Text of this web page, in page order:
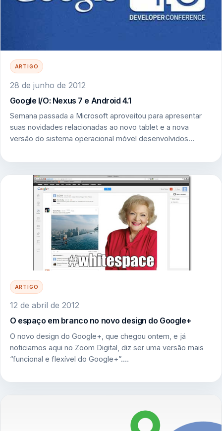
ARTIGO
28 de junho de 2012
Google I/O: Nexus 7 e Android 4.1
Semana passada a Microsoft aproveitou para apresentar
suas novidades relacionadas ao novo tablet e a nova
versão do sistema operacional móvel desenvolvidos…
ARTIGO
12 de abril de 2012
O espaço em branco no novo design do Google+
O novo design do Google+, que chegou ontem, e já
noticiamos aqui no Zoom Digital, diz ser uma versão mais
“funcional e flexível do Google+”.…